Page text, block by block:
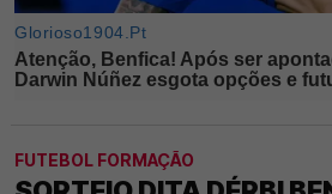
FUTEBOL FORMAÇÃO